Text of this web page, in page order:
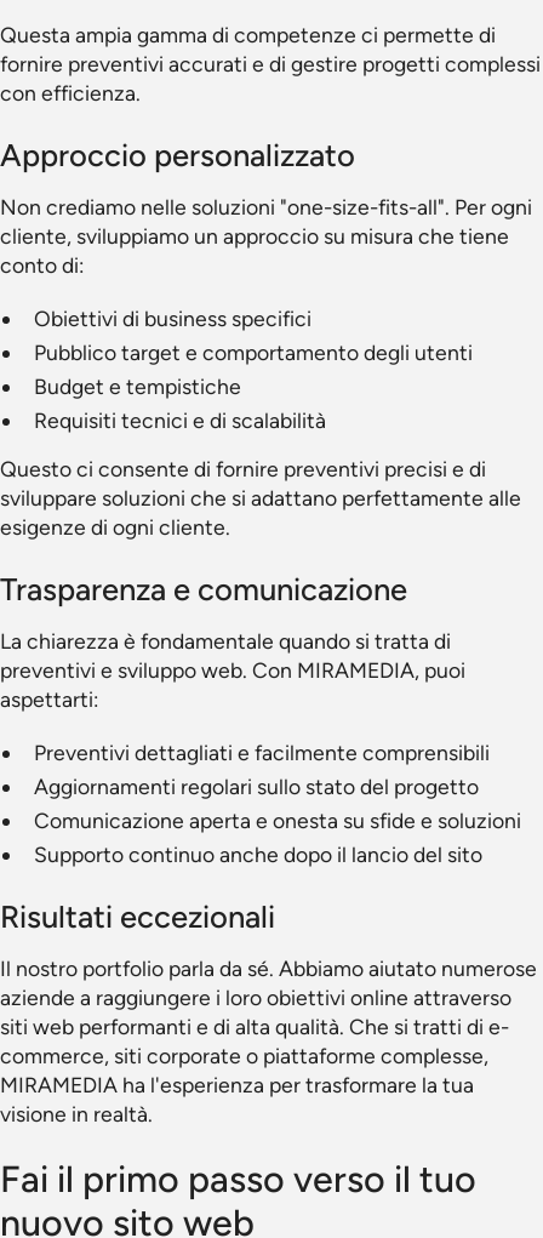
Questa ampia gamma di competenze ci permette di
fornire preventivi accurati e di gestire progetti complessi
con efficienza.
Approccio personalizzato
Non crediamo nelle soluzioni "one-size-fits-all". Per ogni
cliente, sviluppiamo un approccio su misura che tiene
conto di:
Obiettivi di business specifici
Pubblico target e comportamento degli utenti
Budget e tempistiche
Requisiti tecnici e di scalabilità
Questo ci consente di fornire preventivi precisi e di
sviluppare soluzioni che si adattano perfettamente alle
esigenze di ogni cliente.
Trasparenza e comunicazione
La chiarezza è fondamentale quando si tratta di
preventivi e sviluppo web. Con MIRAMEDIA, puoi
aspettarti:
Preventivi dettagliati e facilmente comprensibili
Aggiornamenti regolari sullo stato del progetto
Comunicazione aperta e onesta su sfide e soluzioni
Supporto continuo anche dopo il lancio del sito
Risultati eccezionali
Il nostro portfolio parla da sé. Abbiamo aiutato numerose
aziende a raggiungere i loro obiettivi online attraverso
siti web performanti e di alta qualità. Che si tratti di e-
commerce, siti corporate o piattaforme complesse,
MIRAMEDIA ha l'esperienza per trasformare la tua
visione in realtà.
Fai il primo passo verso il tuo
nuovo sito web